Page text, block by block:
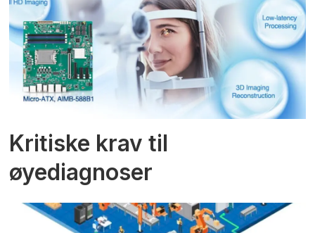
Kritiske krav til
øyediagnoser